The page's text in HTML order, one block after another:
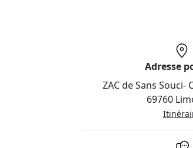
Adresse
ZAC de Sans Souci-
69760